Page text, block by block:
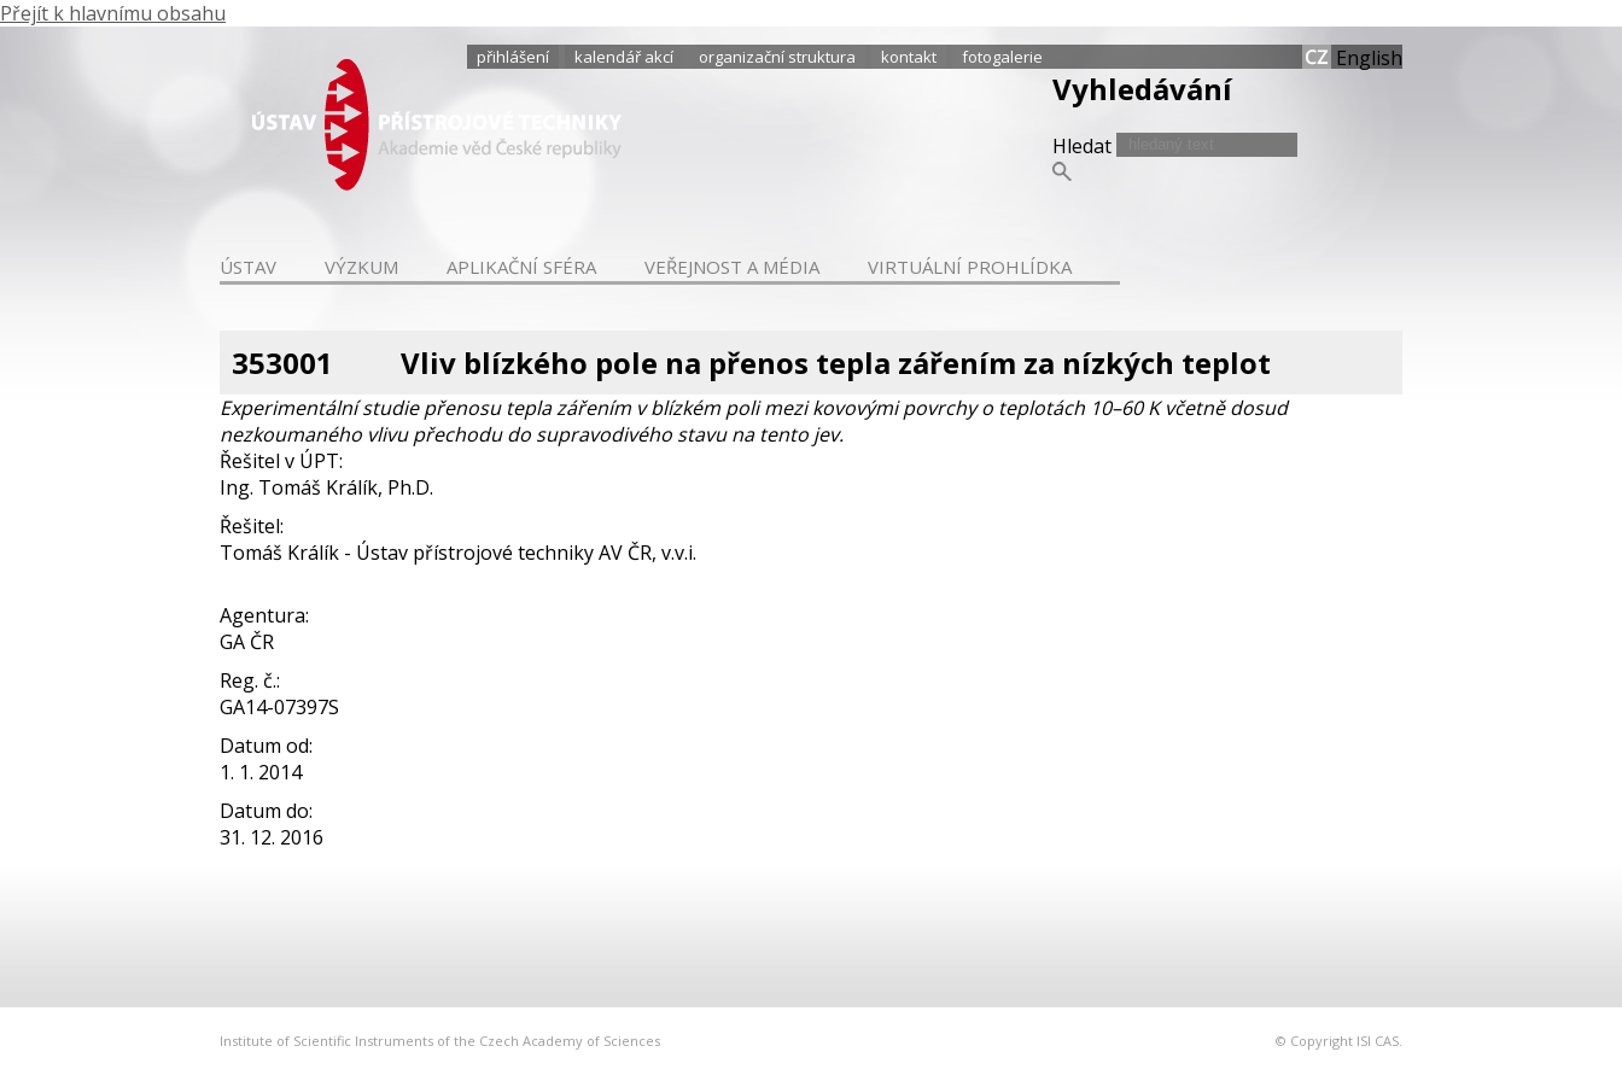
Přejít k hlavnímu obsahu
přihlášení kalendář akcí organizační struktura kontakt fotogalerie
Vyhledávání
Hledat
English
ÚSTAV VÝZKUM APLIKAČNÍ SFÉRA VEŘEJNOST A MÉDIA VIRTUÁLNÍ PROHLÍDKA
353001 Vliv blízkého pole na přenos tepla zářením za nízkých teplot
Experimentální studie přenosu tepla zářením v blízkém poli mezi kovovými povrchy o teplotách 10–60 K včetně dosud
nezkoumaného vlivu přechodu do supravodivého stavu na tento jev.
Řešitel v ÚPT:
Ing. Tomáš Králík, Ph.D.
Řešitel:
Tomáš Králík - Ústav přístrojové techniky AV ČR, v.v.i.
Agentura:
GA ČR
Reg. č.:
GA14-07397S
Datum od:
1. 1. 2014
Datum do:
31. 12. 2016
© Copyright ISI CAS.
Institute of Scientific Instruments of the Czech Academy of Sciences